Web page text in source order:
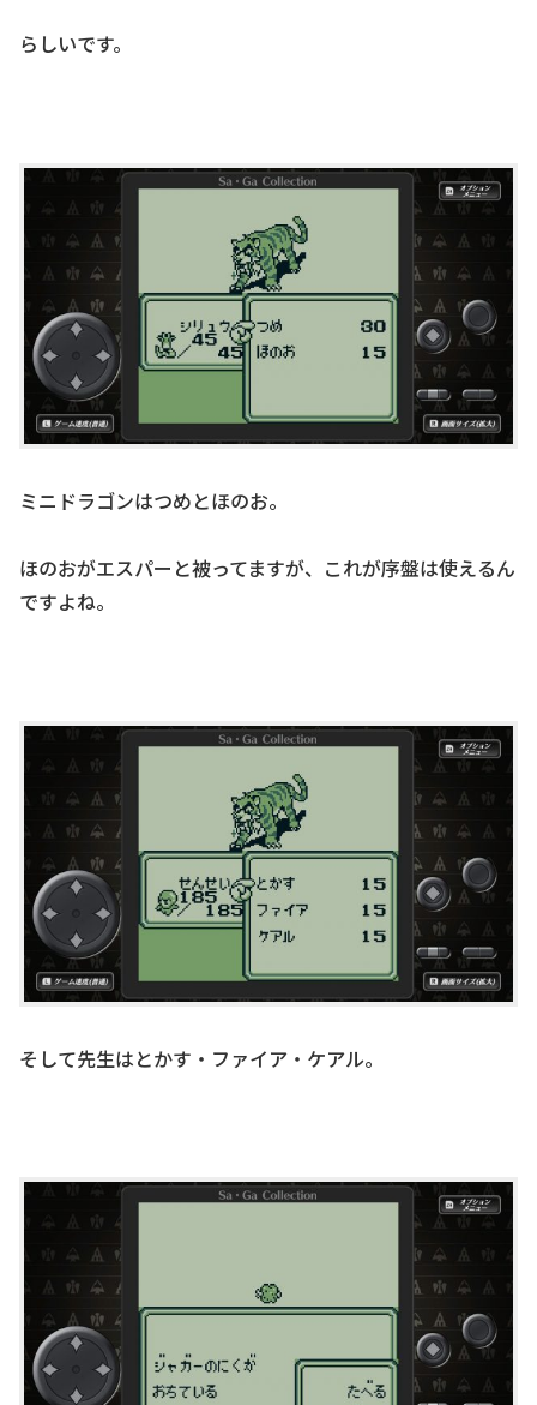
らしいです。
ミニドラゴンはつめとほのお。
ほのおがエスパーと被ってますが、これが序盤は使えるん
ですよね。
そして先生はとかす・ファイア・ケアル。